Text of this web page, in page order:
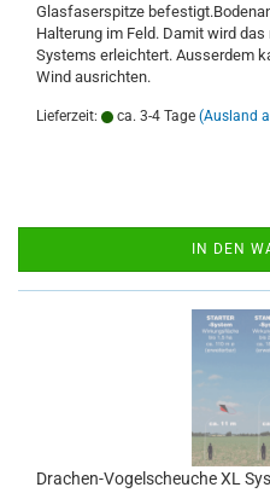
Glasfaserspitze
Halterung im Feld. Damit wird
Systems erleichtert. Ausserdem
Wind ausrichten.
Lieferzeit: ca. 3-4 Tage (Ausland
IN DEN
Drachen-Vogelscheuche XL